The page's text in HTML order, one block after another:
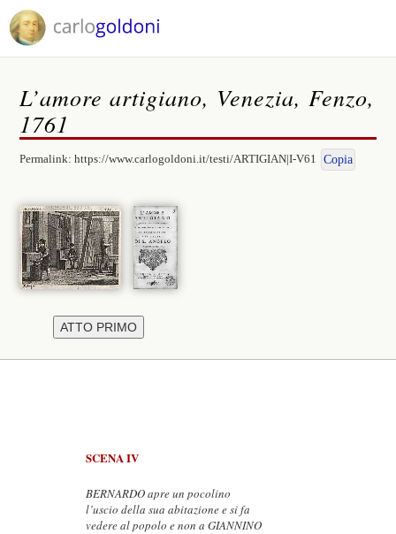
L’amore artigiano, Venezia, Fenzo,
1761
Permalink:https://www.carlogoldoni.it/testi/ARTIGIAN|I-V61 Copia
SCENA IV
BERNARDO apre un pocolino
l’uscio della sua abitazione e si fa
vedere al popolo e non a GIANNINO